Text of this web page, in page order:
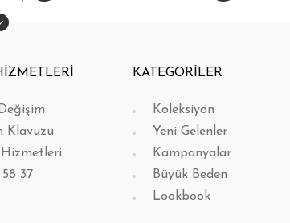
Klavuzu
:
58 37
KATEGORİLER
Koleksiyon
Yeni Gelenler
Kampanyalar
Büyük Beden
Lookbook